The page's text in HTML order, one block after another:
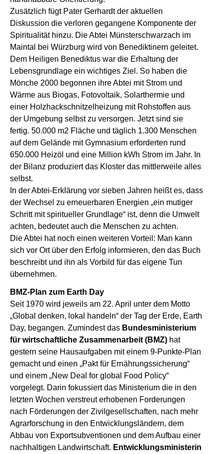
Zusätzlich fügt Pater Gerhardt der aktuellen
Diskussion die verloren gegangene Komponente der
Spiritualität hinzu. Die Abtei Münsterschwarzach im
Maintal bei Würzburg wird von Benediktinern geleitet.
Dem Heiligen Benediktus war die Erhaltung der
Lebensgrundlage ein wichtiges Ziel. So haben die
Mönche 2000 begonnen ihre Abtei mit Strom und
Wärme aus Biogas, Fotovoltaik, Solarthermie und
einer Holzhackschnitzelheizung mit Rohstoffen aus
der Umgebung selbst zu versorgen. Jetzt sind sie
fertig. 50.000 m2 Fläche und täglich 1.300 Menschen
auf dem Gelände mit Gymnasium erforderten rund
650.000 Heizöl und eine Million kWh Strom im Jahr. In
der Bilanz produziert das Kloster das mittlerweile alles
selbst.
In der Abtei-Erklärung vor sieben Jahren heißt es, dass
der Wechsel zu erneuerbaren Energien „ein mutiger
Schritt mit spiritueller Grundlage“ ist, denn die Umwelt
achten, bedeutet auch die Menschen zu achten.
Die Abtei hat noch einen weiteren Vorteil: Man kann
sich vor Ort über den Erfolg informieren, den das Buch
beschreibt und ihn als Vorbild für das eigene Tun
übernehmen.
BMZ-Plan zum Earth Day
Seit 1970 wird jeweils am 22. April unter dem Motto
„Global denken, lokal handeln“ der Tag der Erde, Earth
Day, begangen. Zumindest das Bundesministerium
für wirtschaftliche Zusammenarbeit (BMZ) hat
gestern seine Hausaufgaben mit einem 9-Punkte-Plan
gemacht und einen „Pakt für Ernährungssicherung“
und einem „New Deal for global Food Policy“
vorgelegt. Darin fokussiert das Ministerium die in den
letzten Wochen verstreut erhobenen Forderungen
nach Förderungen der Zivilgesellschaften, nach mehr
Agrarforschung in den Entwicklungsländern, dem
Abbau von Exportsubventionen und dem Aufbau einer
nachhaltigen Landwirtschaft. Entwicklungsministerin